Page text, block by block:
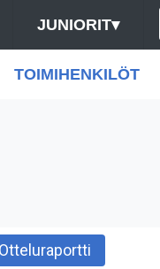
JUNIORIT▾
TOIMIHENKILÖT
Otteluraportti